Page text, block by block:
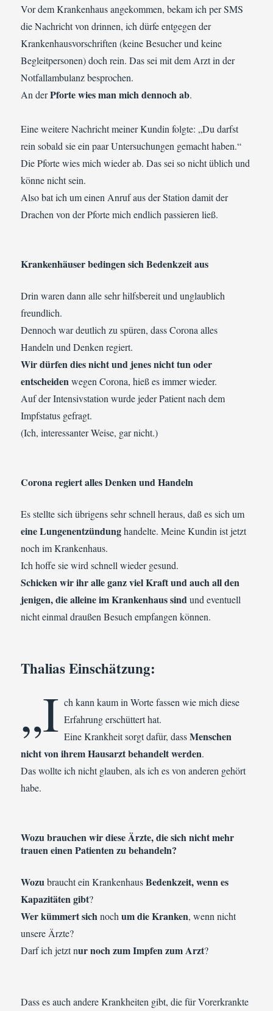
Vor dem Krankenhaus angekommen, bekam ich per SMS
die Nachricht von drinnen, ich dürfe entgegen der
Krankenhausvorschriften (keine Besucher und keine
Begleitpersonen) doch rein. Das sei mit dem Arzt in der
Notfallambulanz besprochen.
An derPforte wies man mich dennoch ab.
Eine weitere Nachricht meiner Kundin folgte: „Du darfst
rein sobald sie ein paar Untersuchungen gemacht haben.“
Die Pforte wies mich wieder ab. Das sei so nicht üblich und
könne nicht sein.
Also bat ich um einen Anruf aus der Station damit der
Drachen von der Pforte mich endlich passieren ließ.
Krankenhäuser bedingen sich Bedenkzeit aus
Drin waren dann alle sehr hilfsbereit und unglaublich
freundlich.
Dennoch war deutlich zu spüren, dass Corona alles
Handeln und Denken regiert.
Wir dürfen dies nicht und jenes nicht tun oder
entscheiden wegen Corona, hieß es immer wieder.
Auf der Intensivstation wurde jeder Patient nach dem
Impfstatus gefragt.
(Ich, interessanter Weise, gar nicht.)
Corona regiert alles Denken und Handeln
Es stellte sich übrigens sehr schnell heraus, daß es sich um
eine Lungenentzündunghandelte. Meine Kundin ist jetzt
noch im Krankenhaus.
Ich hoffe sie wird schnell wieder gesund.
Schicken wir ihr alle ganz viel Kraft und auch all den
jenigen, die alleine im Krankenhaus sind und eventuell
nicht einmal draußen Besuch empfangen können.
Thalias Einschätzung:
„I ch kann kaum in Worte fassen wie mich diese
Erfahrung erschüttert hat.
Eine Krankheit sorgt dafür, dassMenschen
nicht von ihrem Hausarzt behandelt werden.
Das wollte ich nicht glauben, als ich es von anderen gehört
habe.
Wozu brauchen wir diese Ärzte, die sich nicht mehr
trauen einen Patienten zu behandeln?
Wozu braucht ein KrankenhausBedenkzeit, wenn es
Kapazitäten gibt?
Wer kümmert sich nochum die Kranken, wenn nicht
unsere Ärzte?
Darf ich jetzt nur noch zum Impfen zum Arzt?
Dass es auch andere Krankheiten gibt, die für Vorerkrankte